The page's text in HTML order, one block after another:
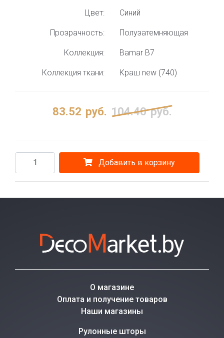
Цвет: Синий
Прозрачность: Полузатемняющая
Коллекция: Bamar B7
Коллекция ткани: Краш new (740)
83.52 руб. 104.40 руб.
Добавить в корзину
О магазине
Оплата и получение товаров
Наши магазины
Рулонные шторы